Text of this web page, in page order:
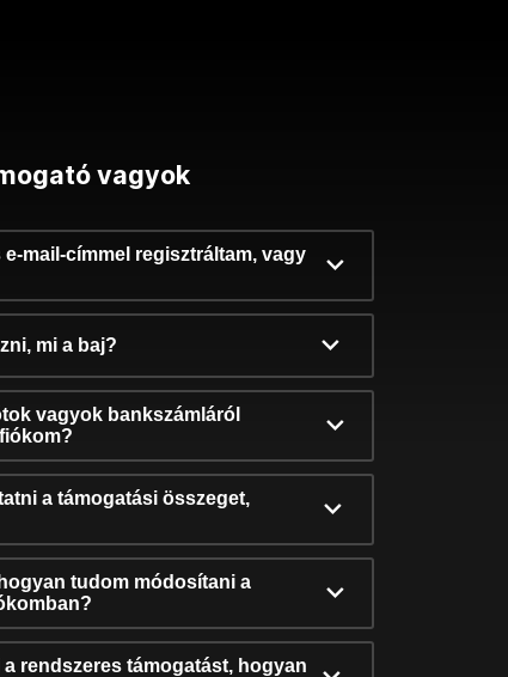
vagyok
mail-címmel regisztráltam, vagy
mi a baj?
vagyok bankszámláról
a támogatási összeget,
tudom módosítani a
rendszeres támogatást, hogyan